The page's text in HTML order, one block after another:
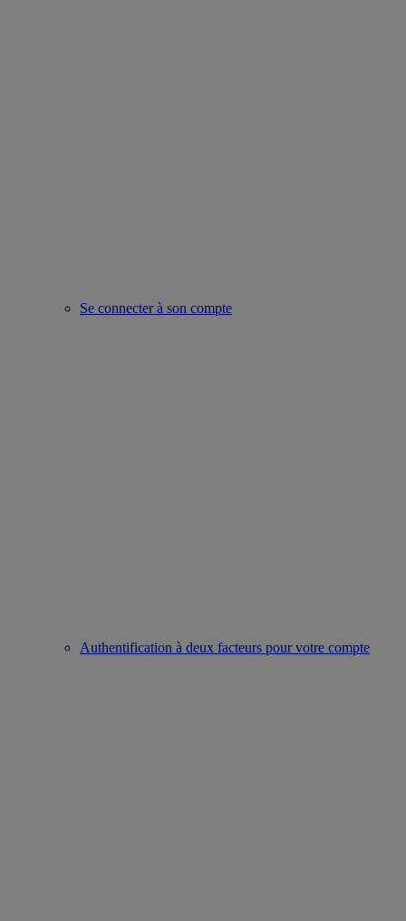
Se connecter à son compte
Authentification à deux facteurs pour votre compte